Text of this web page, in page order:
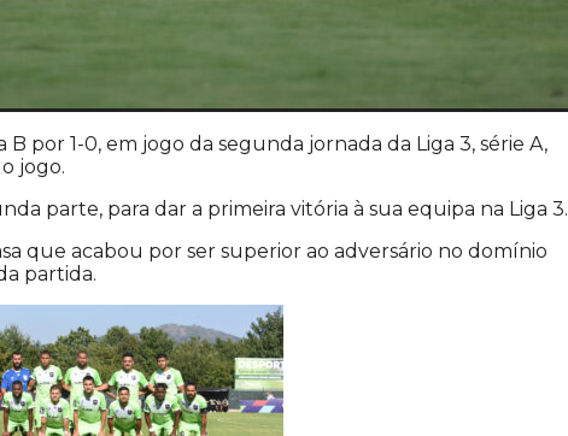
por 1-0, em jogo da segunda jornada da Liga 3, série A,
jogo.
parte, para dar a primeira vitória à sua equipa na Liga 3.
que acabou por ser superior ao adversário no domínio
partida.